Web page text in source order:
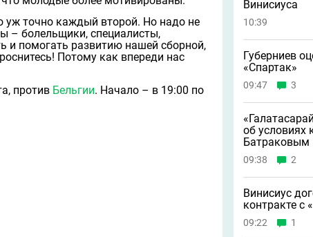
уж точно каждый второй. Но надо не
– болельщики, специалисты,
и помогать развитию нашей сборной,
Потому как впереди нас
против Бельгии. Начало – в 19:00 по
Винисиуса
10:39
Губерниев
«Спартак»
09:47 3
об условиях
Батраковым
09:38 2
Винисиус
контракте с
09:22 1